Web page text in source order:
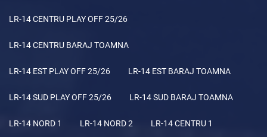
LR-14 CENTRU PLAY OFF 25/26
LR-14 CENTRU BARAJ TOAMNA
LR-14 EST PLAY OFF 25/26 LR-14 EST BARAJ TOAMNA
LR-14 SUD PLAY OFF 25/26 LR-14 SUD BARAJ TOAMNA
LR-14 NORD 1 LR-14 NORD 2 LR-14 CENTRU 1